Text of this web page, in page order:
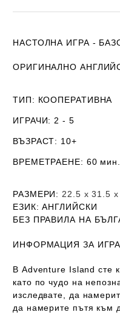
НАСТОЛНА ИГРА -
ОРИГИНАЛНО
ТИП: КООПЕРАТИВНА
ИГРАЧИ: 2 - 5
ВЪЗРАСТ: 10+
ВРЕМЕТРАЕНЕ: 60 мин.
РАЗМЕРИ: 22.5 х31.5
ЕЗИК: АНГЛИЙСКИ
БЕЗ ПРАВИЛА НА
ИНФОРМАЦИЯ ЗА
В Adventure Island сте
като по чудо на
изследвате, да
да намерите пътя към